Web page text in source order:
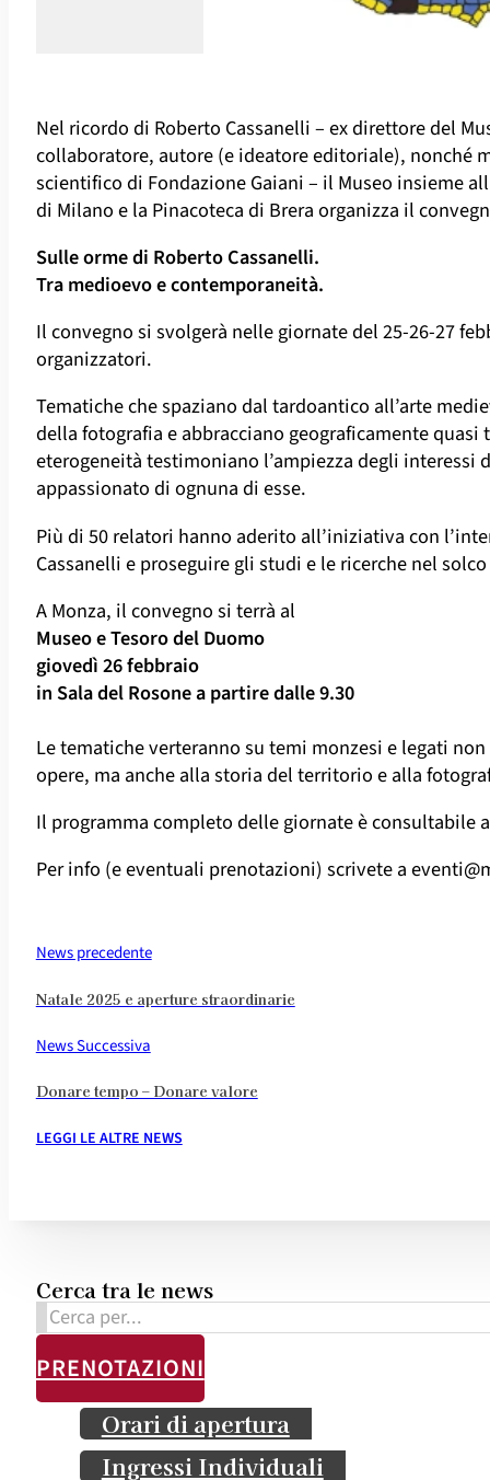
Nel ricordo di Roberto Cassanelli – ex direttore del
collaboratore, autore (e ideatore editoriale), nonché
scientifico di Fondazione Gaiani – il Museo insieme
di Milano e la Pinacoteca di Brera organizza il
Sulle orme di Roberto Cassanelli.
Tra medioevo e contemporaneità.
Il convegno si svolgerà nelle giornate del 25-26-27
organizzatori.
Tematiche che spaziano dal tardoantico all’arte
della fotografia e abbracciano geograficamente
eterogeneità testimoniano l’ampiezza degli interessi
appassionato di ognuna di esse.
Più di 50 relatori hanno aderito all’iniziativa con
Cassanelli e proseguire gli studi e le ricerche nel
A Monza, il convegno si terrà al
Museo e Tesoro del Duomo
giovedì 26 febbraio
in Sala del Rosone a partire dalle 9.30
Le tematiche verteranno su temi monzesi e legati
opere, ma anche alla storia del territorio e alla
Il programma completo delle giornate è consultabile
Per info (e eventuali prenotazioni) scrivete a
News precedente
Natale 2025 e aperture straordinarie
News Successiva
Donare tempo – Donare valore
LEGGI LE ALTRE NEWS
Cerca tra le news
Cerca
PRENOTAZIONI
Orari di apertura
Ingressi Individuali